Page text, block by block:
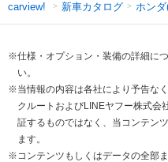
carview! 新車カタログ ホン
※仕様・オプション・装備の詳細に
い。
※当情報の内容は各社により予告な
クルートおよびLINEヤフー株式会
証するものではなく、当コンテン
ます。
※コンテンツもしくはデータの全部